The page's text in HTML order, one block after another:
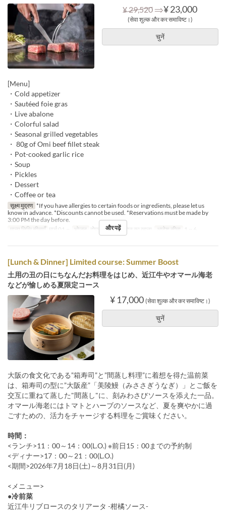
¥ 29,520 ⇒¥ 23,000
(सेवा शुल्क और कर समाविष्ट।)
चुनें
[Menu]
・Cold appetizer
・Sautéed foie gras
・Live abalone
・Colorful salad
・Seasonal grilled vegetables
・ 80g of Omi beef fillet steak
・Pot-cooked garlic rice
・Soup
・Pickles
・Dessert
・Coffee or tea
सूक्ष्म मुद्रण *If you have allergies to certain foods or ingredients, please let us
know in advance. *Discounts cannot be used. *Reservations must be made by
3:00 PM the day before.
मान्य तिथि सीमाएँ मार्च 01 ~ भोजन दोपहर का खाना, रात का खाना आदेश सीमा 1 ~ 6
और पढ़ें
[Lunch & Dinner] Limited course: Summer Boost
土用の丑の日にちなんだお料理をはじめ、近江牛やオマール海老
などが愉しめる夏限定コース
¥ 17,000 (सेवा शुल्क और कर समाविष्ट।)
चुनें
大阪の食文化である”箱寿司”と”間蒸し料理”に着想を得た温前菜
は、箱寿司の型に”大阪産”「美陵鰻（みささぎうなぎ）」とご飯を
交互に重ねて蒸した"間蒸し"に、刻みわさびソースを添えた一品。
オマール海老にはトマトとハーブのソースなど、夏を爽やかに過
ごすための、活力をチャージする料理をご賞味ください。
時間：
<ランチ>11：00～14：00(L.O.) ※前日15：00までの予約制
<ディナー>17：00～21：00(L.O.)
<期間>2026年7月18日(土)～8月31日(月)
<メニュー>
●冷前菜
近江牛リブロースのタリアータ -柑橘ソース-